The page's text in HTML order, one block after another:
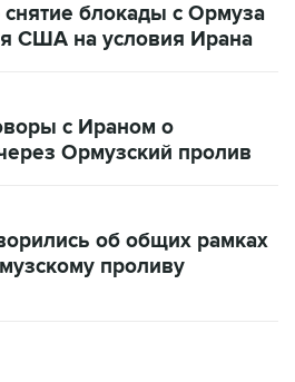
блокады с Ормуза
США на условия Ирана
с Ираном о
Ормузский пролив
об общих рамках
проливу